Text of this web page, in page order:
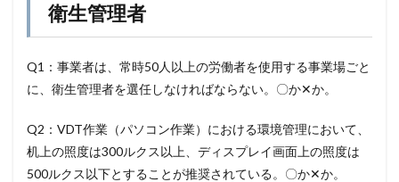
衛生管理者
Q1：事業者は、常時50人以上の労働者を使用する事業場ごと
に、衛生管理者を選任しなければならない。〇か✕か。
Q2：VDT作業（パソコン作業）における環境管理において、
机上の照度は300ルクス以上、ディスプレイ画面上の照度は
500ルクス以下とすることが推奨されている。〇か✕か。